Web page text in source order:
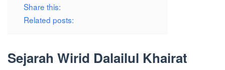
Share this:
Related posts:
Sejarah Wirid Dalailul Khairat